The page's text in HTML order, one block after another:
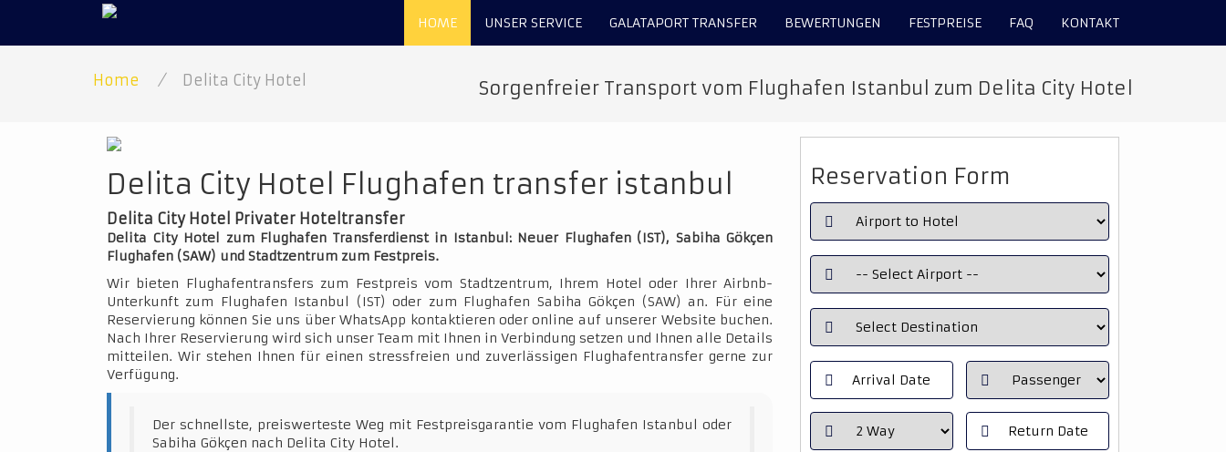
HOME UNSER SERVICE GALATAPORT TRANSFER BEWERTUNGEN FESTPREISE FAQ KONTAKT
Home / Delita City Hotel Sorgenfreier Transport vom Flughafen Istanbul zum Delita City Hotel
Delita City Hotel Flughafen transfer istanbul
Delita City Hotel Privater Hoteltransfer
Delita City Hotel zum Flughafen Transferdienst in Istanbul: Neuer Flughafen (IST), Sabiha Gökçen
Flughafen (SAW) und Stadtzentrum zum Festpreis.
Wir bieten Flughafentransfers zum Festpreis vom Stadtzentrum, Ihrem Hotel oder Ihrer Airbnb-
Unterkunft zum Flughafen Istanbul (IST) oder zum Flughafen Sabiha Gökçen (SAW) an. Für eine
Reservierung können Sie uns über WhatsApp kontaktieren oder online auf unserer Website buchen.
Nach Ihrer Reservierung wird sich unser Team mit Ihnen in Verbindung setzen und Ihnen alle Details
mitteilen. Wir stehen Ihnen für einen stressfreien und zuverlässigen Flughafentransfer gerne zur
Verfügung.
Der schnellste, preiswerteste Weg mit Festpreisgarantie vom Flughafen Istanbul oder
Sabiha Gökçen nach Delita City Hotel.
Reservation Form